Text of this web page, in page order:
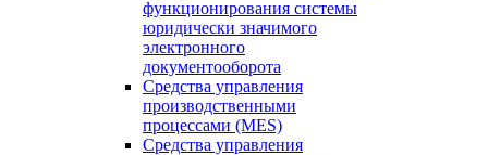
функционирования системы
юридически значимого
электронного
документооборота
Средства управления
производственными
процессами (MES)
Средства управления